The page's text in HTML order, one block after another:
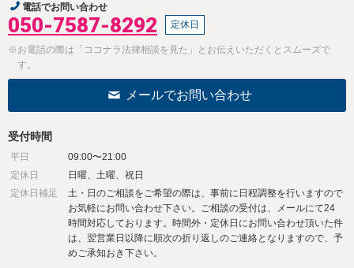
電話でお問い合わせ
050-7587-8292 定休日
※お電話の際は「ココナラ法律相談を見た」とお伝えいただくとスムーズで
す。
メールでお問い合わせ
受付時間
平日
09:00〜21:00
定休日
日曜、土曜、祝日
定休日補足
土・日のご相談をご希望の際は、事前に日程調整を行いますので
お気軽にお問い合わせ下さい。ご相談の受付は、メールにて24
時間対応しております。時間外・定休日にお問い合わせ頂いた件
は、翌営業日以降に順次の折り返しのご連絡となりますので、予
めご承知おき下さい。